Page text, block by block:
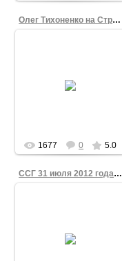
Олег Тихоненко на Стратегии-31
граждан 31 августа 2012
года в рамках
1677 0 5.0
ССГ 31 июля 2012 года. Активист
года Олег Григорьевич
Тихоненко почти всегда